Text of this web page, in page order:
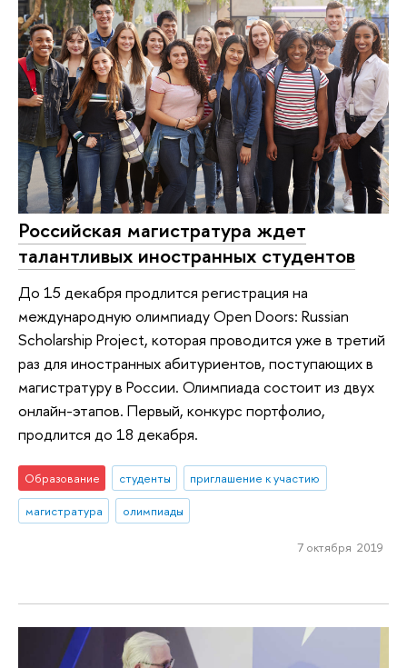
Российская магистратура ждет
талантливых иностранных студентов
До 15 декабря продлится регистрация на
международную олимпиаду Open Doors: Russian
Scholarship Project, которая проводится уже в третий
раз для иностранных абитуриентов, поступающих в
магистратуру в России. Олимпиада состоит из двух
онлайн-этапов. Первый, конкурс портфолио,
продлится до 18 декабря.
Образование студенты
приглашение к участию
магистратура
олимпиады
7 октября 2019